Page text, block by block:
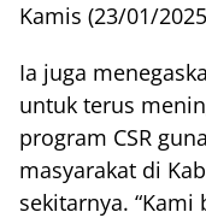
Kamis (23/01/
Ia juga
untuk terus
program CSR
masyarakat di
sekitarnya.